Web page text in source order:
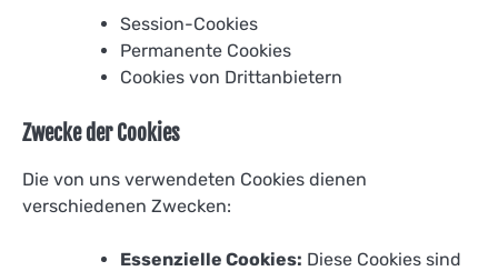
Session-Cookies
Permanente Cookies
Cookies von Drittanbietern
Zwecke der Cookies
Die von uns verwendeten Cookies dienen
verschiedenen Zwecken:
Essenzielle Cookies: Diese Cookies sind